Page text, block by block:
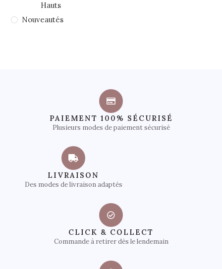
Hauts
Nouveautés
PAIEMENT 100% SÉCURISÉ
Plusieurs modes de paiement sécurisé
LIVRAISON
Des modes de livraison adaptés
CLICK & COLLECT
Commande à retirer dès le lendemain